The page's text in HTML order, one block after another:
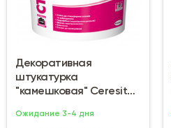
Декоративная
штукатурка
"камешковая" Ceresit
Ожидание 3-4 дня